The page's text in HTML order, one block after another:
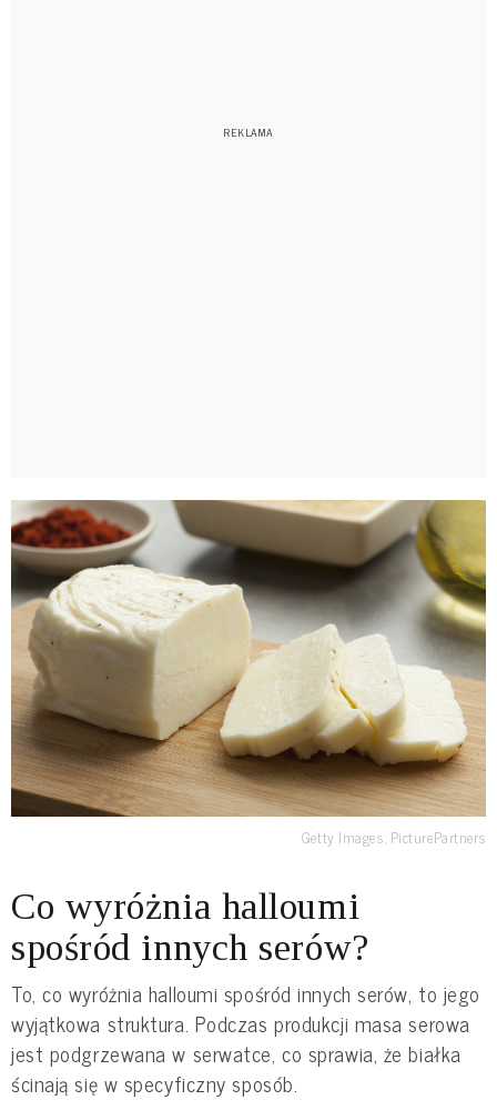
Getty Images, PicturePartners
Co wyróżnia halloumi
spośród innych serów?
To, co wyróżnia halloumi spośród innych serów, to jego
wyjątkowa struktura. Podczas produkcji masa serowa
jest podgrzewana w serwatce, co sprawia, że białka
ścinają się w specyficzny sposób.